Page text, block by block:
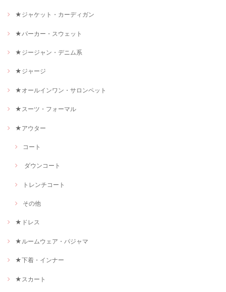
★ジャケット・カーディガン
★パーカー・スウェット
★ジージャン・デニム系
★ジャージ
★オールインワン・サロンペット
★スーツ・フォーマル
★アウター
コート
ダウンコート
トレンチコート
その他
★ドレス
★ルームウェア・パジャマ
★下着・インナー
★スカート